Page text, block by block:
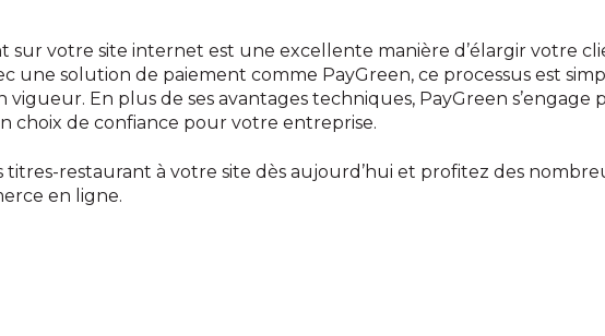
sur votre site internet est une excellente manière d’élargir votre
une solution de paiement comme PayGreen, ce processus est
En plus de ses avantages techniques, PayGreen s’engage
choix de confiance pour votre entreprise.
titres-restaurant à votre site dès aujourd’hui et profitez des
en ligne.